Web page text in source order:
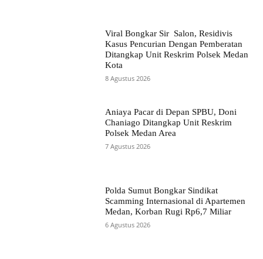
Viral Bongkar Sir Salon, Residivis
Kasus Pencurian Dengan Pemberatan
Ditangkap Unit Reskrim Polsek Medan
Kota
8 Agustus 2026
Aniaya Pacar di Depan SPBU, Doni
Chaniago Ditangkap Unit Reskrim
Polsek Medan Area
7 Agustus 2026
Polda Sumut Bongkar Sindikat
Scamming Internasional di Apartemen
Medan, Korban Rugi Rp6,7 Miliar
6 Agustus 2026